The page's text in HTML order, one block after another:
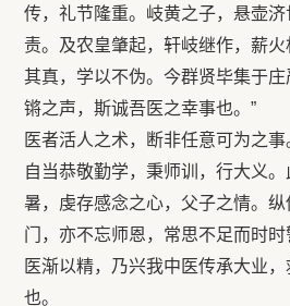
传，礼节隆重。岐黄之子，悬壶
责。及农皇肇起，轩岐继作，薪
其真，学以不伪。今群贤毕集于
锵之声，斯诚吾医之幸事也。”
医者活人之术，断非任意可为之事
自当恭敬勤学，秉师训，行大义
暑，虔存感念之心，父子之情。
门，亦不忘师恩，常思不足而时时
医渐以精，乃兴我中医传承大业
也。